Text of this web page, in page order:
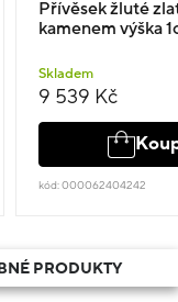
Přívěsek žluté
kamenem výška
Skladem
9 539 Kč
kód: 000062404242
PRODUKTY